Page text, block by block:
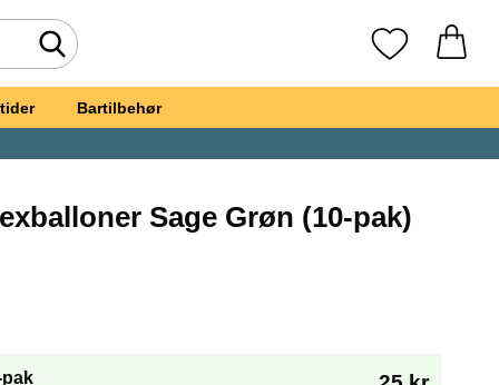
Foretag søgning Mine favoritter
Bartilbehør
Sage Grøn (10-pak)
af en ny radioknap vil genindlæse siden)
pak